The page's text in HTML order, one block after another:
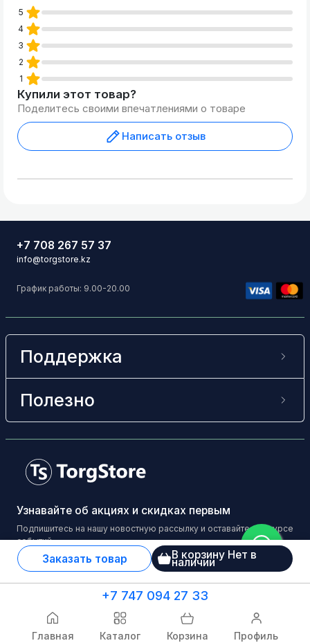
Заказать товар В корзину Нет в
наличии
+7 747 094 27 33
Главная Каталог Корзина Профиль
5
4
3
2
1
Купили этот товар?
Поделитесь своими впечатлениями о товаре
Написать отзыв
Узнавайте об акциях и скидках первым
Подпишитесь на нашу новостную рассылку и оставайтесь в курсе
событий
Поддержка
Полезно
+7 708 267 57 37
info@torgstore.kz
График работы: 9.00-20.00